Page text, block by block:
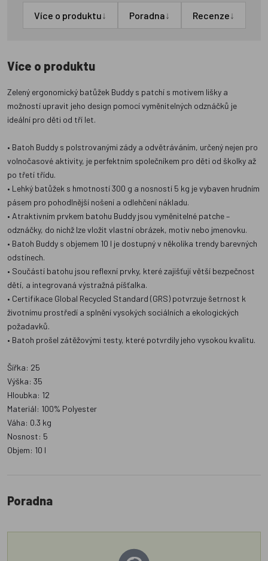
Více o produktu↓ Poradna↓ Recenze↓
Více o produktu
Zelený ergonomický batůžek Buddy s patchí s motivem lišky a
možností upravit jeho design pomocí vyměnitelných odznáčků je
ideální pro děti od tří let.
• Batoh Buddy s polstrovanými zády a odvětráváním, určený nejen pro
volnočasové aktivity, je perfektním společníkem pro děti od školky až
po třetí třídu.
• Lehký batůžek s hmotností 300 g a nosností 5 kg je vybaven hrudním
pásem pro pohodlnější nošení a odlehčení nákladu.
• Atraktivním prvkem batohu Buddy jsou vyměnitelné patche –
odznáčky, do nichž lze vložit vlastní obrázek, motiv nebo jmenovku.
• Batoh Buddy s objemem 10 l je dostupný v několika trendy barevných
odstínech.
• Součástí batohu jsou reflexní prvky, které zajišťují větší bezpečnost
dětí, a integrovaná výstražná píšťalka.
• Certifikace Global Recycled Standard (GRS) potvrzuje šetrnost k
životnímu prostředí a splnění vysokých sociálních a ekologických
požadavků.
• Batoh prošel zátěžovými testy, které potvrdily jeho vysokou kvalitu.
Šířka: 25
Výška: 35
Hloubka: 12
Materiál: 100% Polyester
Váha: 0.3 kg
Nosnost: 5
Objem: 10 l
Poradna